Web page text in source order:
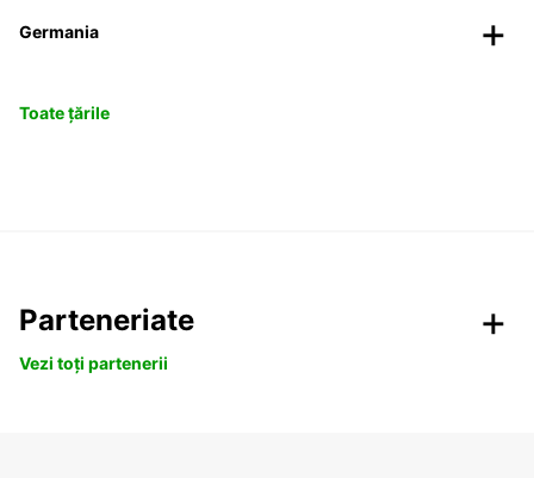
Germania
Toate țările
Parteneriate
Vezi toți partenerii